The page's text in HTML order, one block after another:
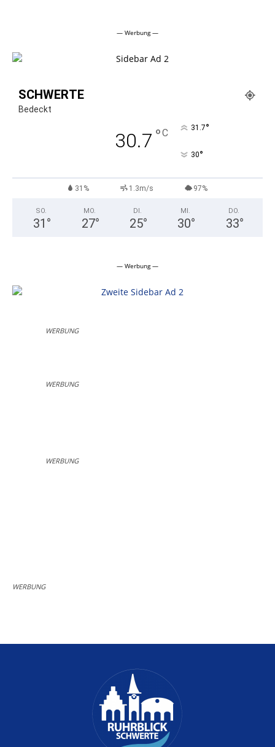
— Werbung —
SCHWERTE
Bedeckt
30.7 °C 31.7°
30°
31% 1.3m/s 97%
SO.
31 °
MO.
27°
DI.
25°
MI.
30°
DO.
33°
— Werbung —
WERBUNG
WERBUNG
WERBUNG
WERBUNG